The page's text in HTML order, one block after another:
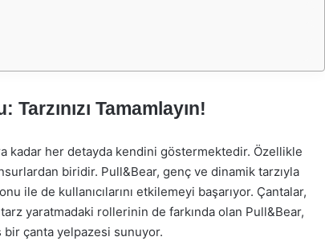
Tamamlayın!
kadar her detayda kendini göstermektedir. Özellikle
biridir. Pull&Bear, genç ve dinamik tarzıyla
ile de kullanıcılarını etkilemeyi başarıyor. Çantalar,
yaratmadaki rollerinin de farkında olan Pull&Bear,
çanta yelpazesi sunuyor.